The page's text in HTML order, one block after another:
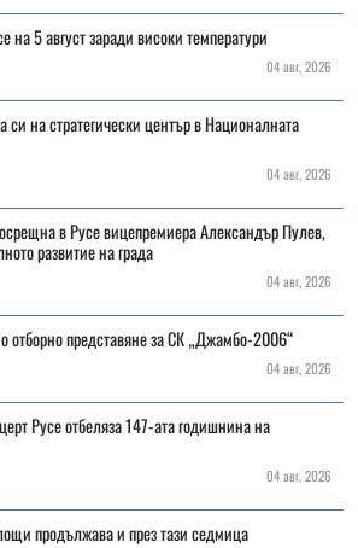
5 август заради високи температури
04 авг, 2026
си на стратегически център в Националната
04 авг, 2026
в Русе вицепремиера Александър Пулев,
развитие на града
04 авг, 2026
отборно представяне за СК „Джамбо-2006“
04 авг, 2026
Русе отбеляза 147-ата годишнина на
04 авг, 2026
продължава и през тази седмица